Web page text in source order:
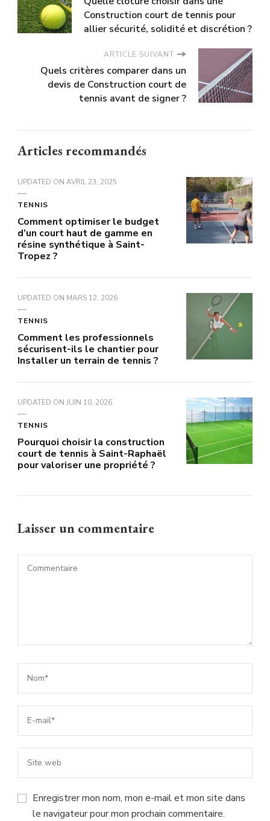
Construction court de tennis pour
allier sécurité, solidité et discrétion ?
ARTICLE SUIVANT
Quels critères comparer dans un
devis de Construction court de
tennis avant de signer ?
Articles recommandés
UPDATED ON AVRIL 23, 2025
TENNIS
Comment optimiser le budget
d’un court haut de gamme en
résine synthétique à Saint-
Tropez ?
UPDATED ON MARS 12, 2026
TENNIS
Comment les professionnels
sécurisent-ils le chantier pour
Installer un terrain de tennis ?
UPDATED ON JUIN 10, 2026
TENNIS
Pourquoi choisir la construction
court de tennis à Saint-Raphaël
pour valoriser une propriété ?
Laisser un commentaire
Enregistrer mon nom, mon e-mail et mon site dans
le navigateur pour mon prochain commentaire.